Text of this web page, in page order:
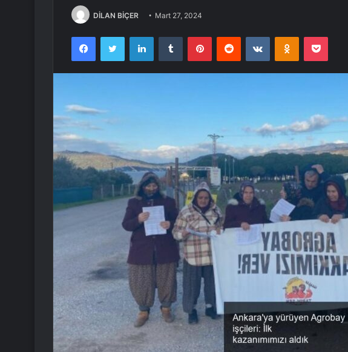
DİLAN BİÇER Mart 27, 2024
FacebookTwitter LinkedInTumblr PinterestReddit VKontakteOdnoklassniki
Pocket